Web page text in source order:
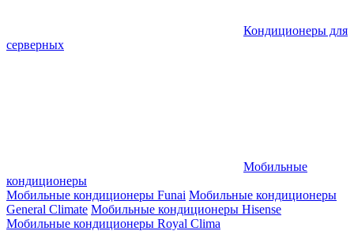
Кондиционеры для
серверных
Мобильные
кондиционеры
Мобильные кондиционеры Funai Мобильные кондиционеры
General Climate Мобильные кондиционеры Hisense
Мобильные кондиционеры Royal Clima